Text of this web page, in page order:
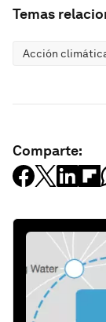
Temas
Acción
Comparte: